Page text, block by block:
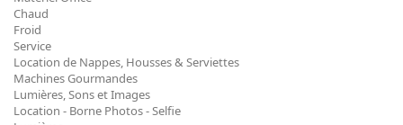
Chaud
Froid
Service
Location de Nappes, Housses & Serviettes
Machines Gourmandes
Lumières, Sons et Images
Location - Borne Photos - Selfie